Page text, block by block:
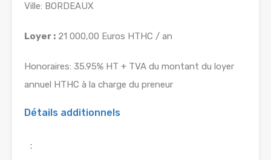
Ville: BORDEAUX
Loyer : 21 000,00 Euros HTHC / an
Honoraires: 35.95% HT + TVA du montant du loyer
annuel HTHC à la charge du preneur
Détails additionnels
: